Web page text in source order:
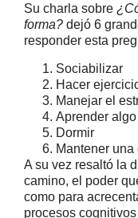
Su charla sobre
forma? dejó 6
responder esta
Sociabilizar
Hacer
Manejar el
Aprender algo
Dormir
Mantener
A su vez resaltó la
camino, el poder
como para
procesos